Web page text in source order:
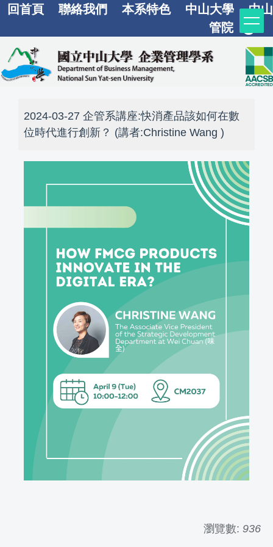
跳
要
內
回首頁 聯絡我們 本系特色 中山大學
中山
管院
2024-03-27 企管系講座:快消產品該如何在數
位時代進行創新？ (講者:Christine Wang )
瀏覽數: 936